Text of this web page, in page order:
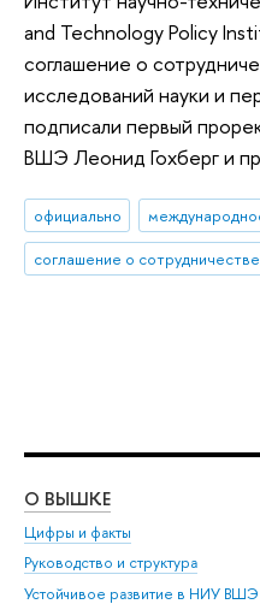
and Technology Policy
соглашение о
исследований науки и
подписали первый
ВШЭ Леонид Гохберг и
официально
соглашение о сотрудничестве
О ВЫШКЕ
Цифры и факты
Руководство и структура
Устойчивое развитие в НИУ ВШЭ